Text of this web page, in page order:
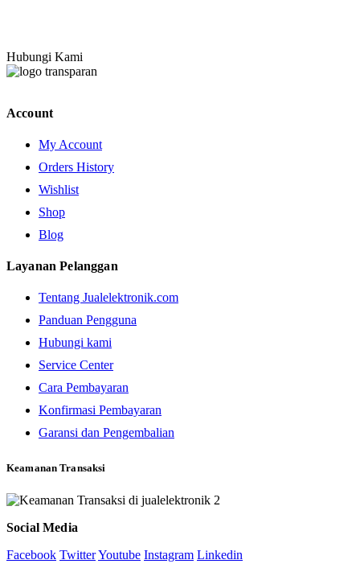
Hubungi Kami
Account
My Account
Orders History
Wishlist
Shop
Blog
Layanan Pelanggan
Tentang Jualelektronik.com
Panduan Pengguna
Hubungi kami
Service Center
Cara Pembayaran
Konfirmasi Pembayaran
Garansi dan Pengembalian
Keamanan Transaksi
Social Media
Facebook TwitterYoutube Instagram Linkedin